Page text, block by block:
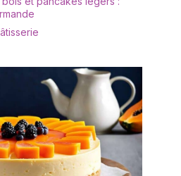
facile à nettoyer et garde
Économisez du temps et
plateaux au lave-
vaisselle ou essuyez-le
simplement avec de
l'eau savonneuse.
POLYVALENT : avec un
grain attrayant, ce
magnifique plateau
naturel donne une touche
fonction, les bords
incurvés de ces belles
assiettes aident à
déversements de
liquides. Impressionnez
sans saleté : Fatigué de
frotter et de tremper ?
Chaque plateau
alimentaire possède une
couche résistante aux